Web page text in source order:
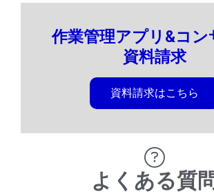
作業管理アプリ&コン
資料請求
資料請求はこちら
よくある質